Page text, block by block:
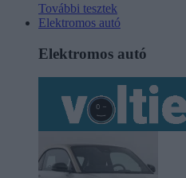
További tesztek
Elektromos autó
Elektromos autó